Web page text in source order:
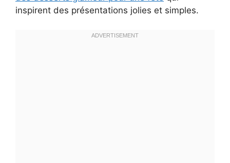
inspirent des présentations jolies et simples.